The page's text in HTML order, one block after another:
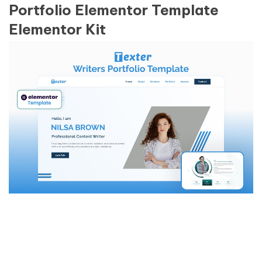
Portfolio Elementor Template
Elementor Kit